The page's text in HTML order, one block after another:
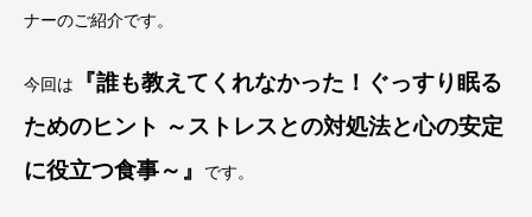
ナーのご紹介です。
今回は 『誰も教えてくれなかった！ぐっすり眠る
ためのヒント ～ストレスとの対処法と心の安定
に役立つ食事～ 』 です。